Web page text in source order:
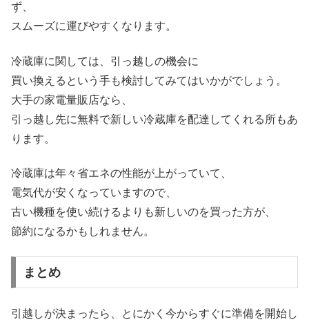
ず、
スムーズに運びやすくなります。
冷蔵庫に関しては、引っ越しの機会に
買い換えるという手も検討してみてはいかがでしょう。
大手の家電量販店なら、
引っ越し先に無料で新しい冷蔵庫を配達してくれる所もあ
ります。
冷蔵庫は年々省エネの性能が上がっていて、
電気代が安くなっていますので、
古い機種を使い続けるよりも新しいのを買った方が、
節約になるかもしれません。
まとめ
引越しが決まったら、とにかく今からすぐに準備を開始し